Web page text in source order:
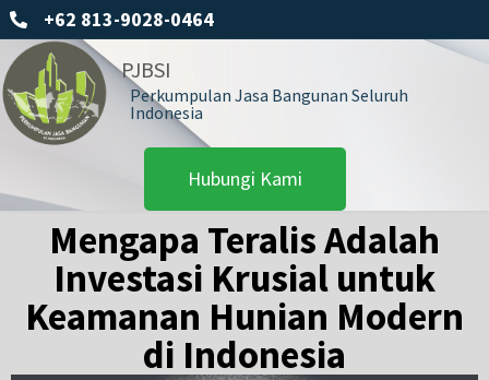
+62 813-9028-0464
PJBSI
Perkumpulan Jasa Bangunan Seluruh
Indonesia
Hubungi Kami
Mengapa Teralis Adalah
Investasi Krusial untuk
Keamanan Hunian Modern
di Indonesia